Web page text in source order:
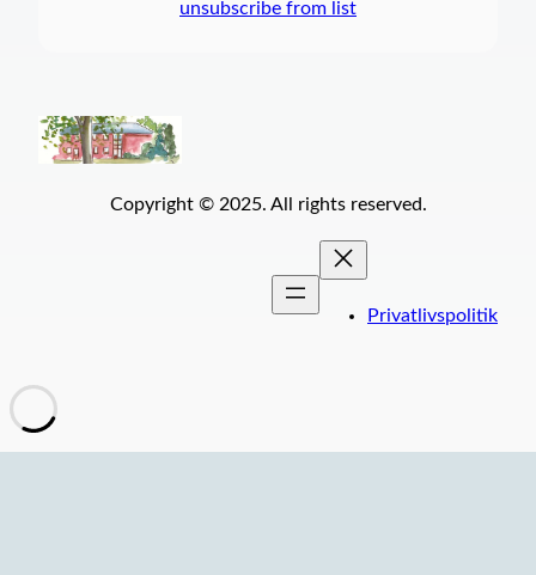
unsubscribe from list
Copyright © 2025. All rights reserved.
Privatlivspolitik